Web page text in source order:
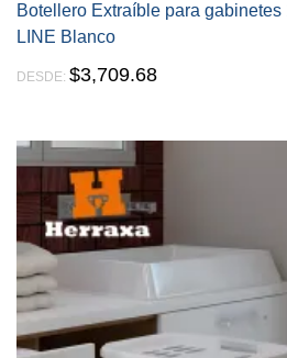
Botellero Extraíble para
LINE Blanco
DESDE: $3,709.68